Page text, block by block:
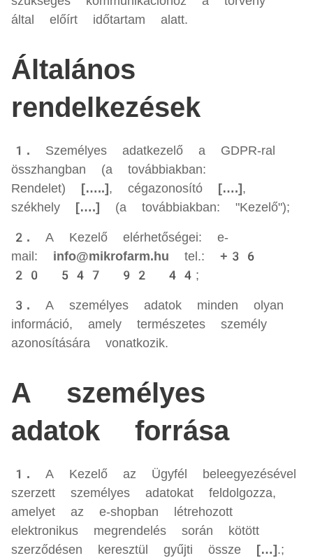
által előírt időtartam alatt.
Általános
rendelkezések
1. Személyes adatkezelő a GDPR-ral
összhangban (a továbbiakban:
Rendelet) […..], cégazonosító [….],
székhely [….] (a továbbiakban: "Kezelő");
2. A Kezelő elérhetőségei: e-
mail: info@mikrofarm.hu tel.: +36
20 547 92 44 ;
3. A személyes adatok minden olyan
információ, amely természetes személy
azonosítására vonatkozik.
A személyes
adatok forrása
1. A Kezelő az Ügyfél beleegyezésével
szerzett személyes adatokat feldolgozza,
amelyet az e-shopban létrehozott
elektronikus megrendelés során kötött
szerződésen keresztül gyűjti össze […].;